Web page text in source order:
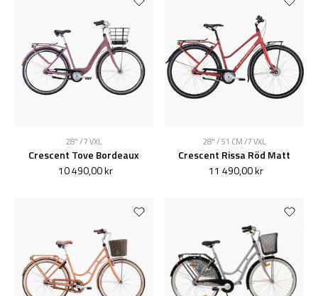
28" / 7 VXL
Crescent Tove Bordeaux
10 490,00 kr
28" / 51 CM /7 VXL
Crescent Rissa Röd Matt
11 490,00 kr